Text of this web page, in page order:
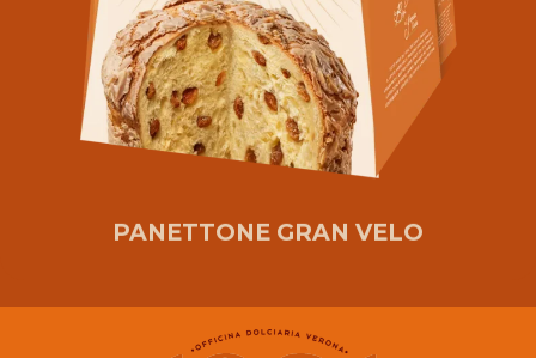
PANETTONE GRAN VELO